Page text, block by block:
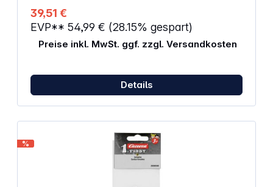
39,51 €
EVP** 54,99 € (28.15% gespart)
Preise inkl. MwSt. ggf. zzgl. Versandkosten
Details
%